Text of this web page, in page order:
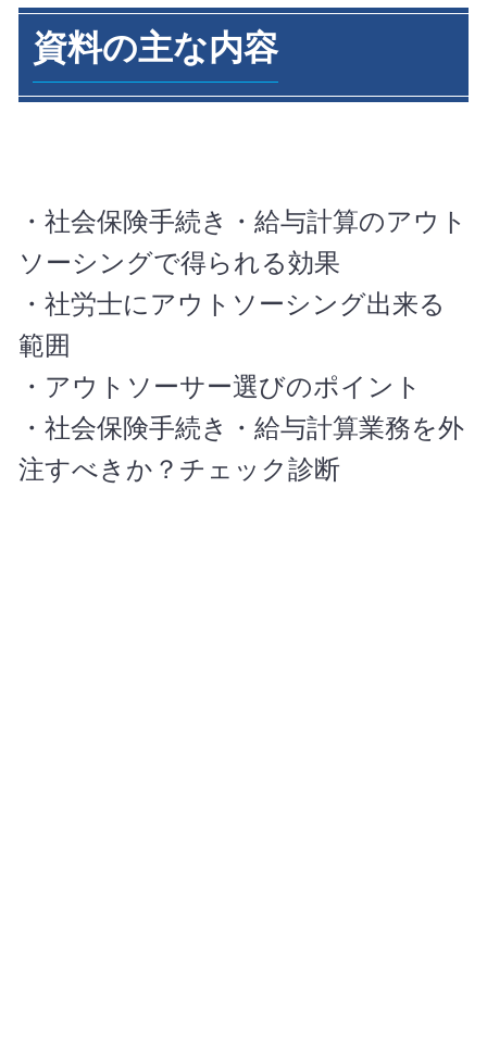
資料の主な内容
・社会保険手続き・給与計算のアウト
ソーシングで得られる効果
・社労士にアウトソーシング出来る
範囲
・アウトソーサー選びのポイント
・社会保険手続き・給与計算業務を外
注すべきか？チェック診断